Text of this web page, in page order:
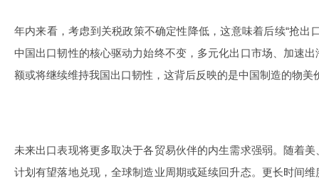
年内来看，考虑到关税政策不确定性降低，这意味着后续“抢出
中国出口韧性的核心驱动力始终不变，多元化出口市场、加速
额或将继续维持我国出口韧性，这背后反映的是中国制造的物美
未来出口表现将更多取决于各贸易伙伴的内生需求强弱。随着
计划有望落地兑现，全球制造业周期或延续回升态。更长时间